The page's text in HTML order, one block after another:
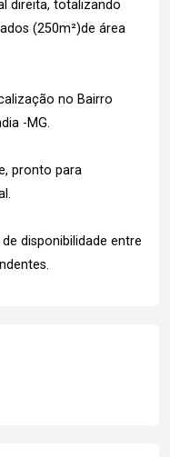
direita, totalizando
(250m²)de área
no Bairro
-MG.
pronto para
disponibilidade entre